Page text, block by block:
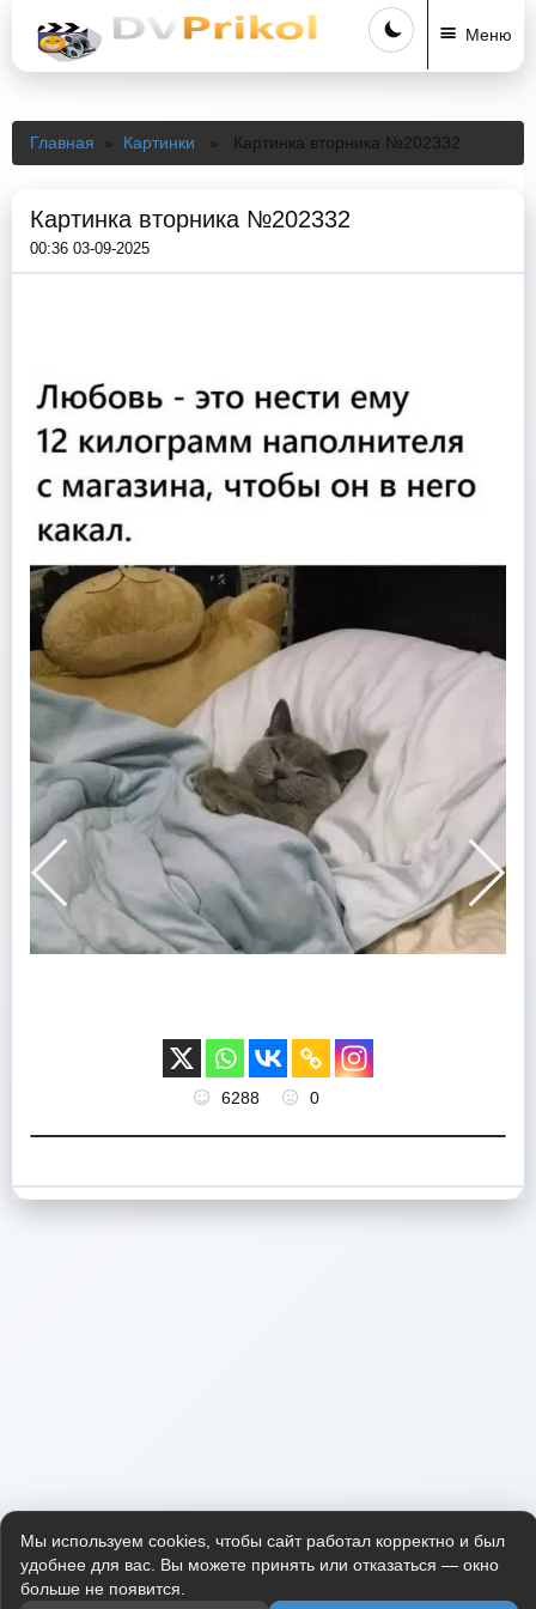
Меню
Главная » Картинки » Картинка вторника №202332
Картинка вторника №202332
00:36 03-09-2025
6288 0
Мы используем cookies, чтобы сайт работал корректно и был
удобнее для вас. Вы можете принять или отказаться — окно
больше не появится.